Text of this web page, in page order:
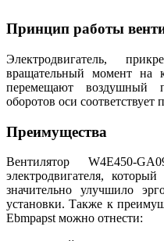
Принцип работы
Электродвигатель,
вращательный момент на
перемещают воздушный
оборотов оси соответствует
Преимущества
Вентилятор W4E450-
электродвигателя,
значительно улучшило
установки. Также к
Ebmpapst можно отнести: